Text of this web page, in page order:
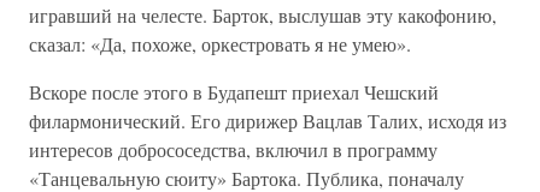
игравший на челесте. Барток, выслушав эту какофонию,
сказал: «Да, похоже, оркестровать я не умею».
Вскоре после этого в Будапешт приехал Чешский
филармонический. Его дирижер Вацлав Талих, исходя из
интересов добрососедства, включил в программу
«Танцевальную сюиту» Бартока. Публика, поначалу